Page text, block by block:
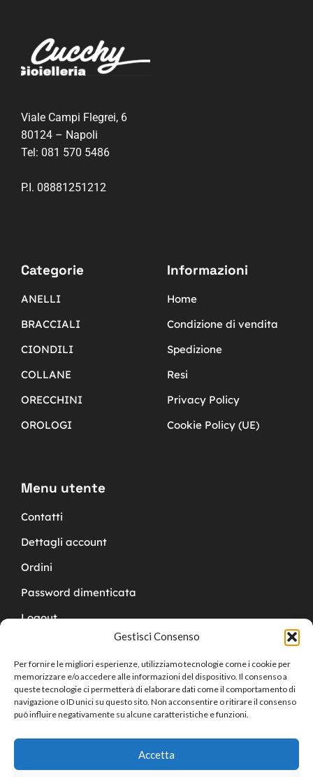
Gestisci Consenso
Per fornire le migliori esperienze, utilizziamo tecnologie come i cookie per
memorizzare e/o accedere alle informazioni del dispositivo. Il consenso a
queste tecnologie ci permetterà di elaborare dati come il comportamento di
navigazione o ID unici su questo sito. Non acconsentire o ritirare il consenso
può influire negativamente su alcune caratteristiche e funzioni.
Accetta
Viale Campi Flegrei, 6
80124 – Napoli
Tel: 081 570 5486
P.I. 08881251212
Categorie
ANELLI
BRACCIALI
CIONDILI
COLLANE
ORECCHINI
OROLOGI
Informazioni
Home
Condizione di vendita
Spedizione
Resi
Privacy Policy
Cookie Policy (UE)
Menu utente
Contatti
Dettagli account
Ordini
Password dimenticata
Logout
Copyright © 2024 Cucchy Gioielleria